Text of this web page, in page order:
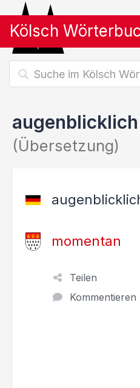
Kölsch
augenblicklich
(Übersetzung)
momentan
Teilen
Kommentieren